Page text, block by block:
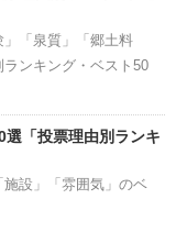
」「泉質」「郷土料
ンキング・ベスト50
「投票理由別ランキ
施設」「雰囲気」のベ